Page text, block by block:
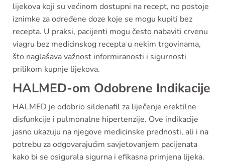
lijekova koji su većinom dostupni na recept, no postoje
iznimke za određene doze koje se mogu kupiti bez
recepta. U praksi, pacijenti mogu često nabaviti crvenu
viagru bez medicinskog recepta u nekim trgovinama,
što naglašava važnost informiranosti i sigurnosti
prilikom kupnje lijekova.
HALMED-om Odobrene Indikacije
HALMED je odobrio sildenafil za liječenje erektilne
disfunkcije i pulmonalne hipertenzije. Ove indikacije
jasno ukazuju na njegove medicinske prednosti, ali i na
potrebu za odgovarajućim savjetovanjem pacijenata
kako bi se osigurala sigurna i efikasna primjena lijeka.